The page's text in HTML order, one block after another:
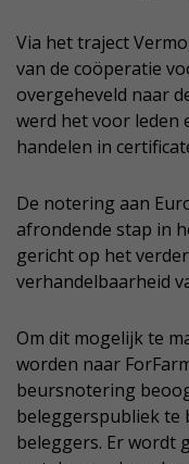
Via het traject
van de coöperatie
overgeheveld naar
werd het voor leden
handelen in
De notering aan
afrondende stap in
gericht op het
verhandelbaarheid
Om dit mogelijk te
worden naar
beursnotering
beleggerspubliek te
beleggers. Er wordt